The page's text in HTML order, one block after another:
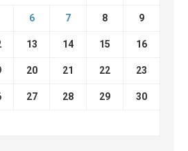
6 7 8 9
13 14 15 16
20 21 22 23
27 28 29 30